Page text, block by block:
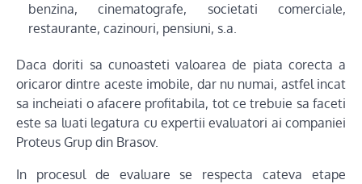
benzina, cinematografe, societati comerciale,
restaurante, cazinouri, pensiuni, s.a.
Daca doriti sa cunoasteti valoarea de piata corecta a
oricaror dintre aceste imobile, dar nu numai, astfel incat
sa incheiati o afacere profitabila, tot ce trebuie sa faceti
este sa luati legatura cu expertii evaluatori ai companiei
Proteus Grup din Brasov.
In procesul de evaluare se respecta cateva etape